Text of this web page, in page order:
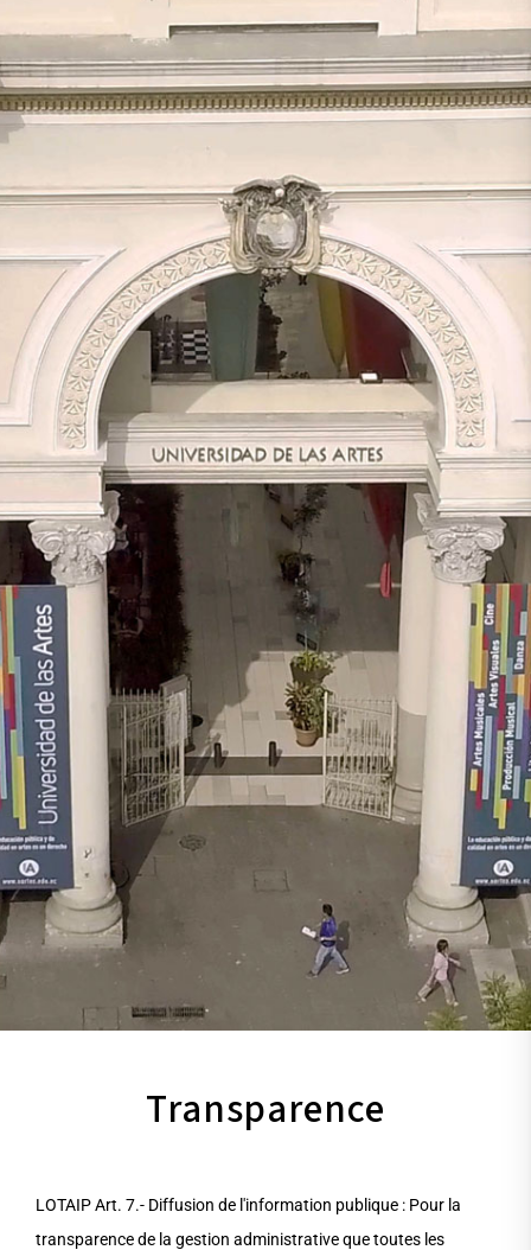
Transparence
LOTAIP Art. 7.- Diffusion de l'information publique : Pour la
transparence de la gestion administrative que toutes les